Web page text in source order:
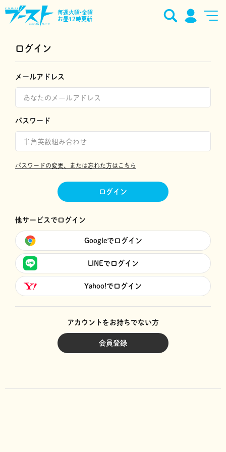
毎週火曜•金曜
お昼12時更新
ログイン
メールアドレス
パスワード
パスワードの変更、または忘れた方はこちら
ログイン
他サービスでログイン
Googleでログイン
LINEでログイン
Yahoo!でログイン
アカウントをお持ちでない方
会員登録